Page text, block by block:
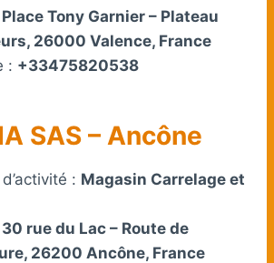
Place Tony Garnier – Plateau
26000 Valence, France
: +33475820538
SAS – Ancône
: Magasin Carrelage et
30 rue du Lac – Route de
26200 Ancône, France